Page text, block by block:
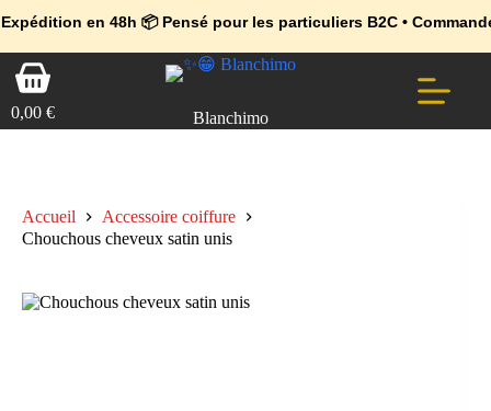
en 48h 📦 Pensé pour les particuliers B2C • Commande facile
🔥 Déjà adopté par les pros 👉 Passez en Espace Pro B2B 📦
💼 Offres réservées aux professionnels 🚀 Rejoignez l’Espace Pro
PasserPanier
d’achat
0,00 € Blanchimo
Accueil
Accessoire coiffure
Chouchous cheveux satin unis